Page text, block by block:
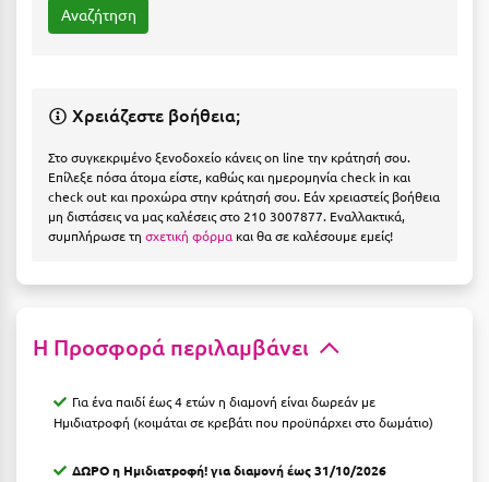
Θάσος
Θεσσαλονίκη
Ι
Ιεράπετρα
Ικαρία
Χρειάζεστε βοήθεια;
Στο συγκεκριμένο ξενοδοχείο κάνεις on line την κράτησή σου.
Επίλεξε πόσα άτομα είστε, καθώς και ημερομηνία check in και
check out και προχώρα στην κράτησή σου. Εάν χρειαστείς βοήθεια
μη διστάσεις να μας καλέσεις στο 210 3007877. Εναλλακτικά,
συμπλήρωσε τη σχετική φόρμα και θα σε καλέσουμε εμείς!
Η Προσφορά περιλαμβάνει
Για ένα παιδί έως 4 ετών η διαμονή είναι δωρεάν με
Ημιδιατροφή (κοιμάται σε κρεβάτι που προϋπάρχει στο δωμάτιο)
ΔΩΡΟ η Ημιδιατροφή!για διαμονή έως 31/10/2026